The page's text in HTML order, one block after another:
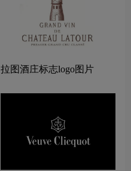
拉图酒庄标志logo图片